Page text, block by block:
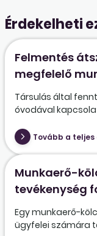
Érdekelheti
Felmentés
megfelelő
Társulás által
óvodával
Tovább a teljes
Munkaerő-
tevékenység
Egy munkaerő-
ügyfelei számára